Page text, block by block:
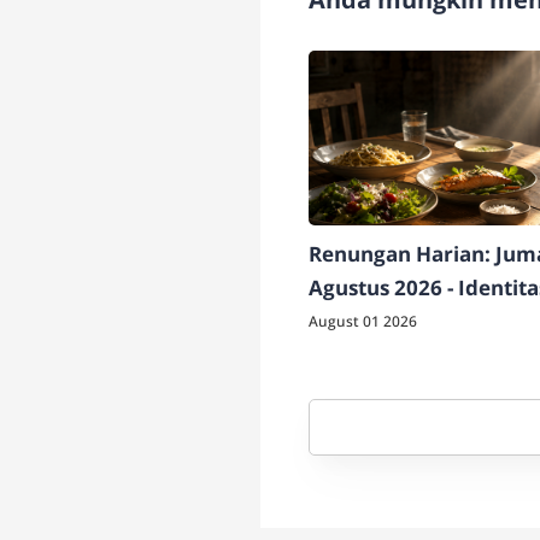
Renungan Harian:
Agustus 2026 -
Berdampak
August 01 2026